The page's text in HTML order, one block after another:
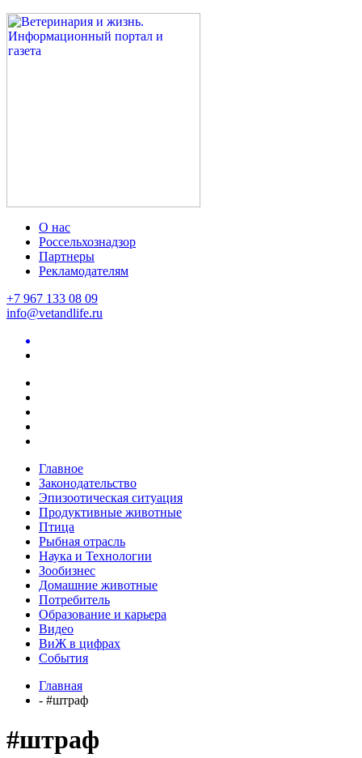
О нас
Россельхознадзор
Партнеры
Рекламодателям
+7 967 133 08 09
info@vetandlife.ru
Главное
Законодательство
Эпизоотическая ситуация
Продуктивные животные
Птица
Рыбная отрасль
Наука и Технологии
Зообизнес
Домашние животные
Потребитель
Образование и карьера
Видео
ВиЖ в цифрах
События
Главная
- #штраф
#штраф